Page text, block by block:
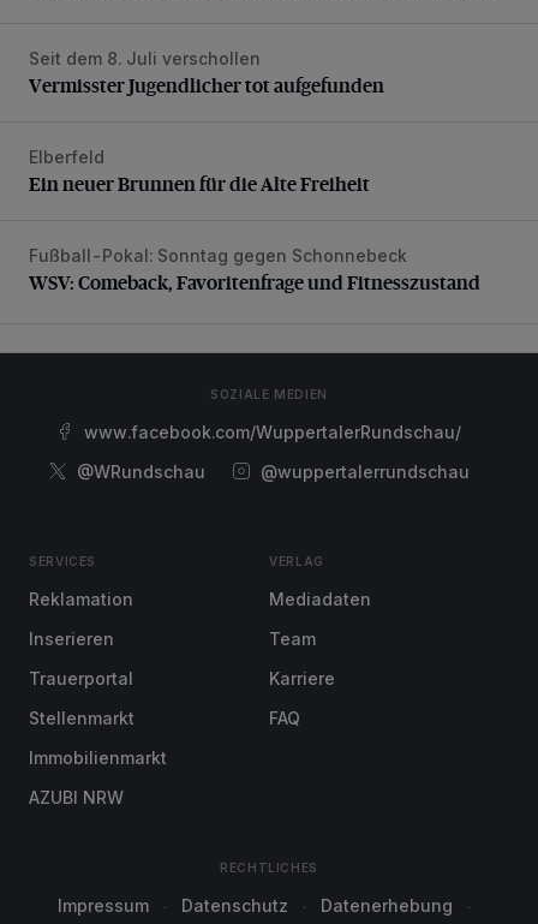
Vermisster Jugendlicher tot aufgefunden
Seit dem 8. Juli verschollen
Vermisster Jugendlicher tot aufgefunden
Ein neuer Brunnen für die Alte Freiheit
Elberfeld
Ein neuer Brunnen für die Alte Freiheit
WSV: Comeback, Favoritenfrage und Fitnesszustand
Fußball-Pokal: Sonntag gegen Schonnebeck
WSV: Comeback, Favoritenfrage und Fitnesszustand
SOZIALE MEDIEN
www.facebook.com/WuppertalerRundschau/
@WRundschau
@wuppertalerrundschau
SERVICES
Reklamation
Inserieren
Trauerportal
Stellenmarkt
Immobilienmarkt
AZUBI NRW
VERLAG
Mediadaten
Team
Karriere
FAQ
RECHTLICHES
Impressum Datenschutz Datenerhebung